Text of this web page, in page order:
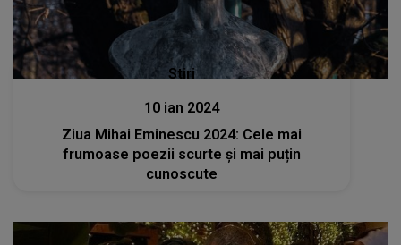
Stiri
10 ian 2024
Ziua Mihai Eminescu 2024: Cele mai
frumoase poezii scurte și mai puțin
cunoscute